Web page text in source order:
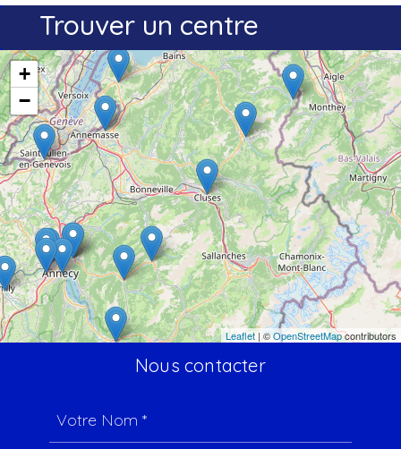
Trouver un centre
+
−
Leaflet | ©OpenStreetMapcontributors
Nous contacter